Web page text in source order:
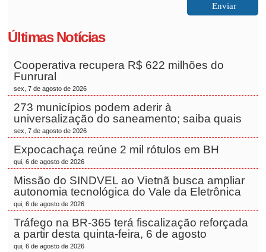
Últimas Notícias
Cooperativa recupera R$ 622 milhões do
Funrural
sex, 7 de agosto de 2026
273 municípios podem aderir à
universalização do saneamento; saiba quais
sex, 7 de agosto de 2026
Expocachaça reúne 2 mil rótulos em BH
qui, 6 de agosto de 2026
Missão do SINDVEL ao Vietnã busca ampliar
autonomia tecnológica do Vale da Eletrônica
qui, 6 de agosto de 2026
Tráfego na BR-365 terá fiscalização reforçada
a partir desta quinta-feira, 6 de agosto
qui, 6 de agosto de 2026